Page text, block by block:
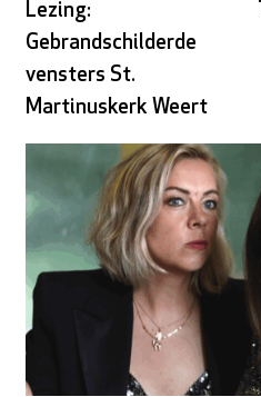
Lezing:
Gebrandschilderde
vensters St.
Martinuskerk Weert